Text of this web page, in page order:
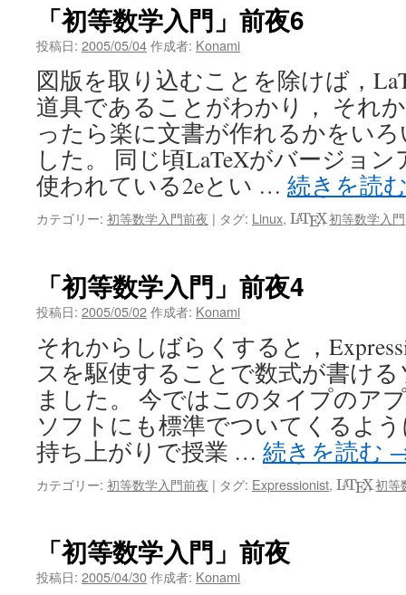
「初等数学入門」前夜6
投稿日: 2005/05/04作成者: Konami
図版を取り込むことを除けば，
道具であることがわかり， それ
ったら楽に文書が作れるかをい
した。 同じ頃LaTeXがバージョ
使われている2eとい … 続きを読
カテゴリー: 初等数学入門前夜 | タグ: Linux, LATEX
LATEX
,初等数学入門
「初等数学入門」前夜4
投稿日: 2005/05/02作成者: Konami
それからしばらくすると，
スを駆使することで数式が書け
ました。 今ではこのタイプのア
ソフトにも標準でついてくるよ
持ち上がりで授業 … 続きを読む
カテゴリー: 初等数学入門前夜 | タグ: Expressionist, LATEX
LATEX
,初等
「初等数学入門」前夜
投稿日: 2005/04/30作成者: Konami